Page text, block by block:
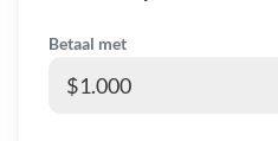
Betaal met